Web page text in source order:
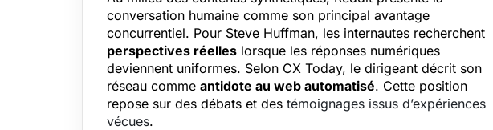
conversation humaine comme son principal avantage
concurrentiel. Pour Steve Huffman, les internautes recherchent
perspectives réelles lorsque les réponses numériques
deviennent uniformes. Selon CX Today, le dirigeant décrit son
réseau comme antidote au web automatisé. Cette position
repose sur des débats et des témoignages issus d’expériences
vécues.